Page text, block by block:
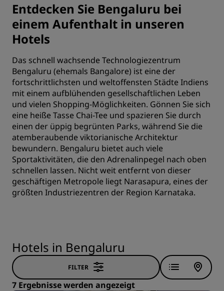
Entdecken Sie Bengaluru bei
einem Aufenthalt in unseren
Hotels
Das schnell wachsende Technologiezentrum
Bengaluru (ehemals Bangalore) ist eine der
fortschrittlichsten und weltoffensten Städte Indiens
mit einem aufblühenden gesellschaftlichen Leben
und vielen Shopping-Möglichkeiten. Gönnen Sie sich
eine heiße Tasse Chai-Tee und spazieren Sie durch
einen der üppig begrünten Parks, während Sie die
atemberaubende viktorianische Architektur
bewundern. Bengaluru bietet auch viele
Sportaktivitäten, die den Adrenalinpegel nach oben
schnellen lassen. Nicht weit entfernt von dieser
geschäftigen Metropole liegt Narasapura, eines der
größten Industriezentren der Region Karnataka.
Hotels in Bengaluru
FILTER
7 Ergebnisse werden angezeigt